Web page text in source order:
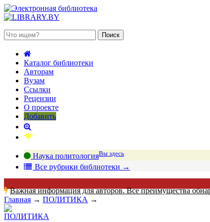
Каталог библиотеки
Авторам
Вузам
Ссылки
Рецензии
О проекте
Добавить
Наука политологияВы здесь
Все рубрики библиотеки →
Важная информация для авторов. Все преимущества
Главная → ПОЛИТИКА →